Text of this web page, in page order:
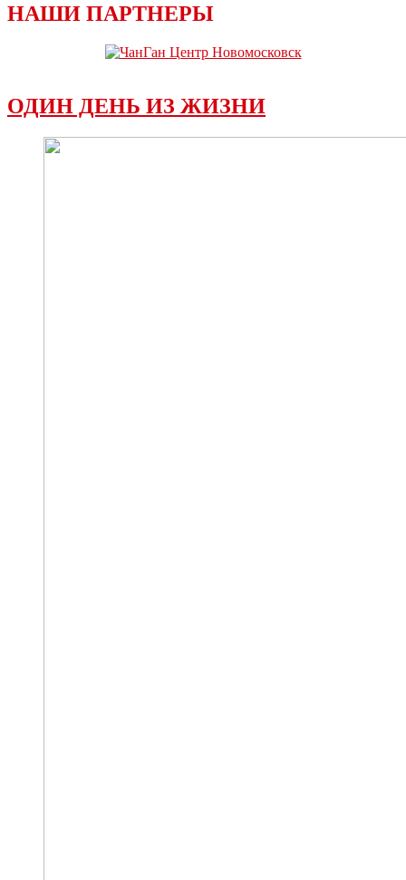
НАШИ ПАРТНЕРЫ
ОДИН ДЕНЬ ИЗ ЖИЗНИ